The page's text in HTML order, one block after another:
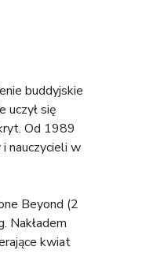
buddyjskie
uczył się
Od 1989
nauczycieli w
Beyond (2
Nakładem
kwiat